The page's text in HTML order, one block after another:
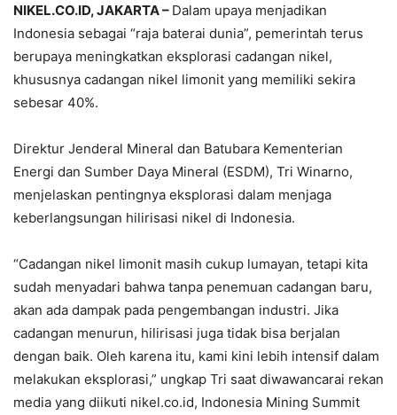
NIKEL.CO.ID, JAKARTA – Dalam upaya menjadikan
Indonesia sebagai “raja baterai dunia”, pemerintah terus
berupaya meningkatkan eksplorasi cadangan nikel,
khususnya cadangan nikel limonit yang memiliki sekira
sebesar 40%.
Direktur Jenderal Mineral dan Batubara Kementerian
Energi dan Sumber Daya Mineral (ESDM), Tri Winarno,
menjelaskan pentingnya eksplorasi dalam menjaga
keberlangsungan hilirisasi nikel di Indonesia.
“Cadangan nikel limonit masih cukup lumayan, tetapi kita
sudah menyadari bahwa tanpa penemuan cadangan baru,
akan ada dampak pada pengembangan industri. Jika
cadangan menurun, hilirisasi juga tidak bisa berjalan
dengan baik. Oleh karena itu, kami kini lebih intensif dalam
melakukan eksplorasi,” ungkap Tri saat diwawancarai rekan
media yang diikuti nikel.co.id, Indonesia Mining Summit